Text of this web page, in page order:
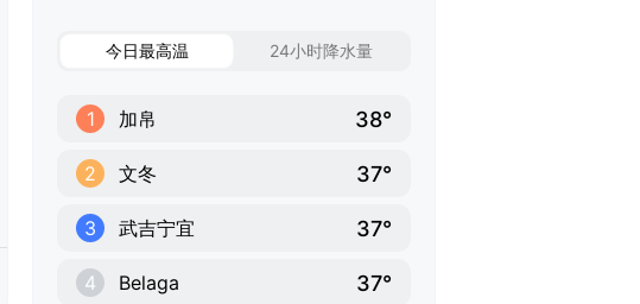
今日最高温 24小时降水量
1 加帛 38°
2 文冬 37°
3 武吉宁宜 37°
4 Belaga 37°